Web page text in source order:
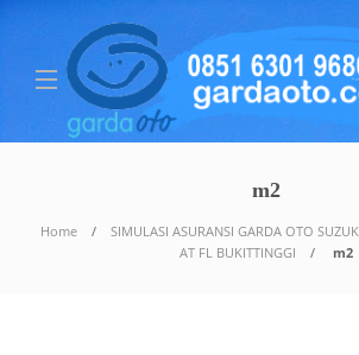
m2
Home
SIMULASI ASURANSI GARDA OTO
AT FL BUKITTINGGI
m2